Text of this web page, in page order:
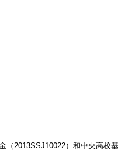
2013SSJ10022）和中央高校